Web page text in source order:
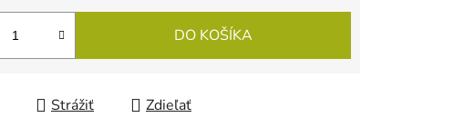
DO KOŠÍKA
Strážiť Zdieľať